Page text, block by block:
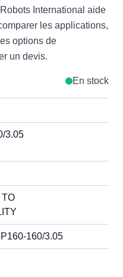
International aide
les applications,
options de
un devis.
En stock
3.05
160/3.05